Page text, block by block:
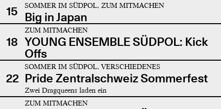
15
SOMMER IM SÜDPOL, ZUM MITMACHEN
Big in Japan
18
ZUM MITMACHEN
YOUNG ENSEMBLE SÜDPOL: Kick
Offs
22
SOMMER IM SÜDPOL, VERSCHIEDENES
Pride Zentralschweiz Sommerfest
Zwei Dragqueens laden ein
ZUM MITMACHEN